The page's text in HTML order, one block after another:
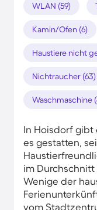
WLAN (59)
Kamin/Ofen (6)
Haustiere nicht
Nichtraucher (63)
Waschmaschine
In Hoisdorf gibt
es gestatten,
im Durchschnitt
Wenige der
vom